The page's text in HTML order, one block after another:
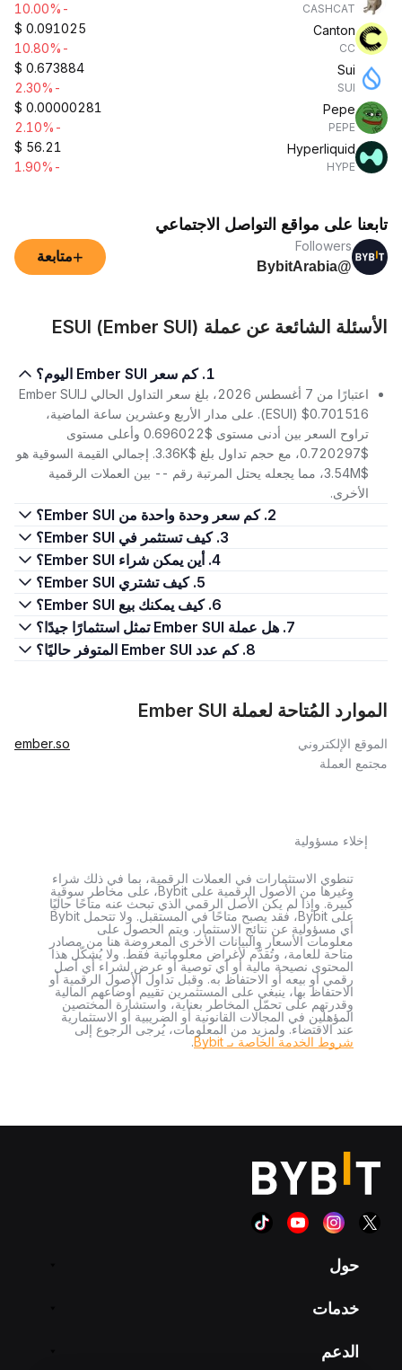
CASHCAT
-10.00%
Canton
CC
$ 0.091025
-10.80%
Sui
SUI
$ 0.673884
-2.30%
Pepe
PEPE
$ 0.00000281
-2.10%
Hyperliquid
HYPE
$ 56.21
-1.90%
تابعنا على مواقع التواصل الاجتماعي
Followers
@BybitArabia
+متابعة
الأسئلة الشائعة عن عملة ESUI (Ember SUI)
1. كم سعر Ember SUI اليوم؟
اعتبارًا من 7 أغسطس 2026، بلغ سعر التداول الحالي لـEmber SUI
(ESUI) $0.701516. على مدار الأربع وعشرين ساعة الماضية،
تراوح السعر بين أدنى مستوى $0.696022 وأعلى مستوى
$0.720297، مع حجم تداول بلغ $3.36K. إجمالي القيمة السوقية هو
$3.54M، مما يجعله يحتل المرتبة رقم -- بين العملات الرقمية
الأخرى.
2. كم سعر وحدة واحدة من Ember SUI؟
3. كيف تستثمر في Ember SUI؟
4. أين يمكن شراء Ember SUI؟
5. كيف تشتري Ember SUI؟
6. كيف يمكنك بيع Ember SUI؟
7. هل عملة Ember SUI تمثل استثمارًا جيدًا؟
8. كم عدد Ember SUI المتوفر حاليًا؟
الموارد المُتاحة لعملة Ember SUI
الموقع الإلكتروني
ember.so
مجتمع العملة
إخلاء مسؤولية
تنطوي الاستثمارات في العملات الرقمية، بما في ذلك شراء
وغيرها من الأصول الرقمية على Bybit، على مخاطر سوقية
كبيرة. وإذا لم يكن الأصل الرقمي الذي تبحث عنه متاحًا حاليًا
على Bybit، فقد يصبح متاحًا في المستقبل. ولا تتحمل Bybit
أي مسؤولية عن نتائج الاستثمار. ويتم الحصول على
معلومات الأسعار والبيانات الأخرى المعروضة هنا من مصادر
متاحة للعامة، وتُقدَّم لأغراض معلوماتية فقط. ولا يُشكّل هذا
المحتوى نصيحة مالية أو أي توصية أو عرض لشراء أي أصل
رقمي أو بيعه أو الاحتفاظ به. وقبل تداول الأصول الرقمية أو
الاحتفاظ بها، ينبغي على المستثمرين تقييم أوضاعهم المالية
وقدرتهم على تحمّل المخاطر بعناية، واستشارة المختصين
المؤهلين في المجالات القانونية أو الضريبية أو الاستثمارية
عند الاقتضاء. ولمزيد من المعلومات، يُرجى الرجوع إلى
شروط الخدمة الخاصة بـ Bybit
.
حول
خدمات
الدعم